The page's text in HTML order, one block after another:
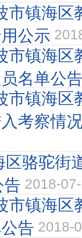
市镇海区
公示
市镇海区
名单公
市镇海区
考察情
骆驼街
告 2018-
市镇海区
告 2018-